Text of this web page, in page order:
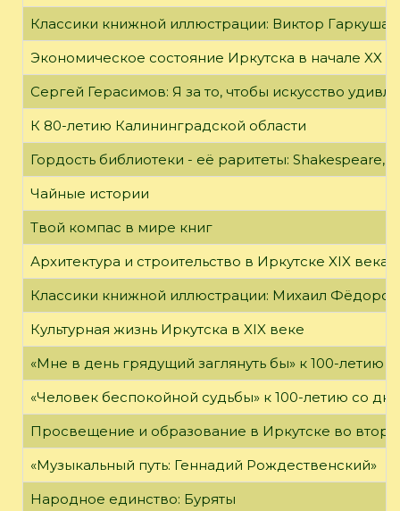
Классики книжной иллюстрации: Виктор Гаркуша
Экономическое состояние Иркутска в начале XX
Сергей Герасимов: Я за то, чтобы искусство
К 80-летию Калининградской области
Гордость библиотеки - её раритеты: Shakespeare,
Чайные истории
Твой компас в мире книг
Архитектура и строительство в Иркутске XIX века
Классики книжной иллюстрации: Михаил Фёдоров
Культурная жизнь Иркутска в XIX веке
«Мне в день грядущий заглянуть бы» к 100-летию
«Человек беспокойной судьбы» к 100-летию со
Просвещение и образование в Иркутске во
«Музыкальный путь: Геннадий Рождественский»
Народное единство: Буряты